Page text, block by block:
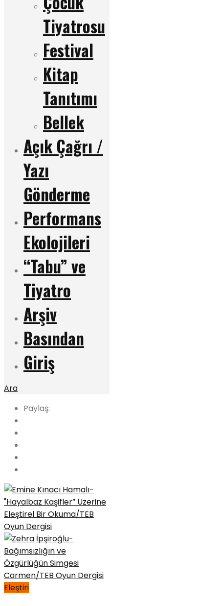
Tiyatrosu
Festival
Kitap
Tanıtımı
Bellek
Açık Çağrı /
Yazı
Gönderme
Performans
Ekolojileri
“Tabu” ve
Tiyatro
Arşiv
Basından
Giriş
Ara
Paylaş:
Eleştiri